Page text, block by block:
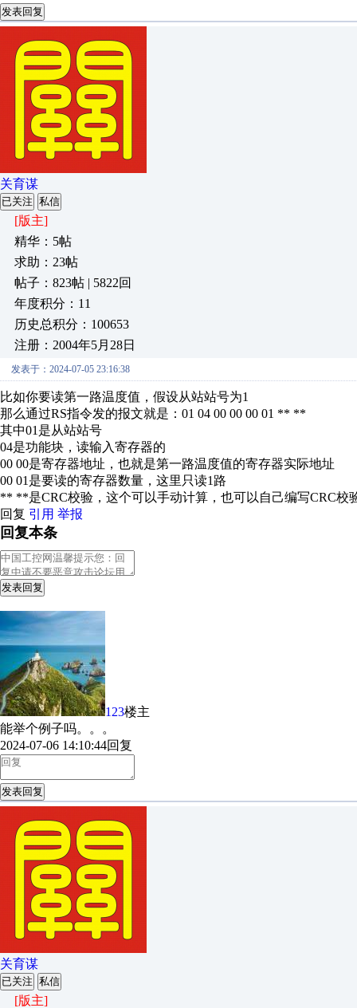
发表回复
关育谋
已关注 私信
[版主]
精华：5帖
求助：23帖
帖子：823帖 | 5822回
年度积分：11
历史总积分：100653
注册：2004年5月28日
发表于：2024-07-05 23:16:38
比如你要读第一路温度值，假设从站站号为1
那么通过RS指令发的报文就是：01 04 00 00 00 01 ** **
其中01是从站站号
04是功能块，读输入寄存器的
00 00是寄存器地址，也就是第一路温度值的寄存器实际地址
00 01是要读的寄存器数量，这里只读1路
** **是CRC校验，这个可以手动计算，也可以自己编写CRC
回复 引用 举报
回复本条
发表回复
123楼主
能举个例子吗。。。
2024-07-06 14:10:44回复
发表回复
关育谋
已关注 私信
[版主]